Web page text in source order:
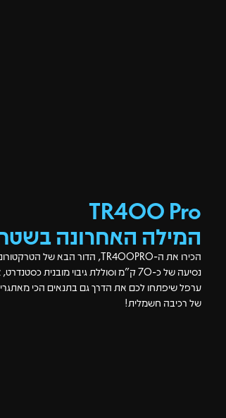
TR400 Pro
המילה האחרונה
ערפל שיפתחו לכם את הדרך גם בתנאים הכי
של רכיבה חשמלית!